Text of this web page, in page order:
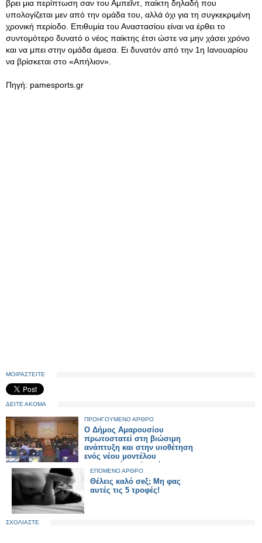
βρει μια περίπτωση σαν του Αμπεΐντ, παίκτη δηλαδή που
υπολογίζεται μεν από την ομάδα του, αλλά όχι για τη συγκεκριμένη
χρονική περίοδο. Επιθυμία του Αναστασίου είναι να έρθει το
συντομότερο δυνατό ο νέος παίκτης έτσι ώστε να μην χάσει χρόνο
και να μπει στην ομάδα άμεσα. Ει δυνατόν από την 1η Ιανουαρίου
να βρίσκεται στο «Απήλιον».
Πηγή: pamesports.gr
ΜΟΙΡΑΣΤΕΙΤΕ
ΔΕΙΤΕ ΑΚΟΜΑ
ΠΡΟΗΓΟΥΜΕΝΟ ΑΡΘΡΟ
Ο Δήμος Αμαρουσίου
πρωτοστατεί στη βιώσιμη
ανάπτυξη και στην υιοθέτηση
ενός νέου μοντέλου
ενεργειακής πολιτικής
ΕΠΟΜΕΝΟ ΑΡΘΡΟ
Θέλεις καλό σeξ; Μη φας
αυτές τις 5 τροφές!
ΣΧΟΛΙΑΣΤΕ